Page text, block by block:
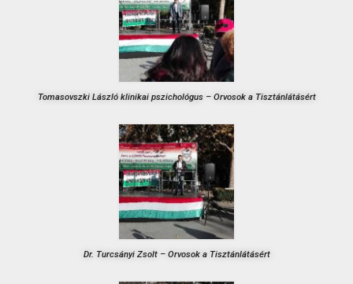
Tomasovszki László klinikai pszichológus – Orvosok a Tisztánlátásért
Dr. Turcsányi Zsolt – Orvosok a Tisztánlátásért